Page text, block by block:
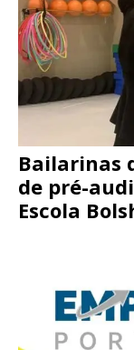
Bailarinas
de pré-
Escola